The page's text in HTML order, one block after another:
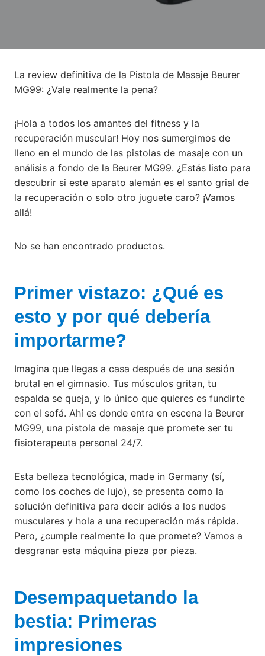
La review definitiva de la Pistola de Masaje Beurer
MG99: ¿Vale realmente la pena?
¡Hola a todos los amantes del fitness y la
recuperación muscular! Hoy nos sumergimos de
lleno en el mundo de las pistolas de masaje con un
análisis a fondo de la Beurer MG99. ¿Estás listo para
descubrir si este aparato alemán es el santo grial de
la recuperación o solo otro juguete caro? ¡Vamos
allá!
No se han encontrado productos.
Primer vistazo: ¿Qué es
esto y por qué debería
importarme?
Imagina que llegas a casa después de una sesión
brutal en el gimnasio. Tus músculos gritan, tu
espalda se queja, y lo único que quieres es fundirte
con el sofá. Ahí es donde entra en escena la Beurer
MG99, una pistola de masaje que promete ser tu
fisioterapeuta personal 24/7.
Esta belleza tecnológica, made in Germany (sí,
como los coches de lujo), se presenta como la
solución definitiva para decir adiós a los nudos
musculares y hola a una recuperación más rápida.
Pero, ¿cumple realmente lo que promete? Vamos a
desgranar esta máquina pieza por pieza.
Desempaquetando la
bestia: Primeras
impresiones